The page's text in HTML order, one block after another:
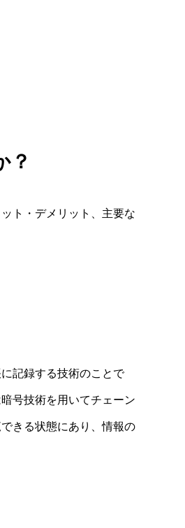
？
ト・デメリット、主要な
記録する技術のことで
号技術を用いてチェーン
きる状態にあり、情報の